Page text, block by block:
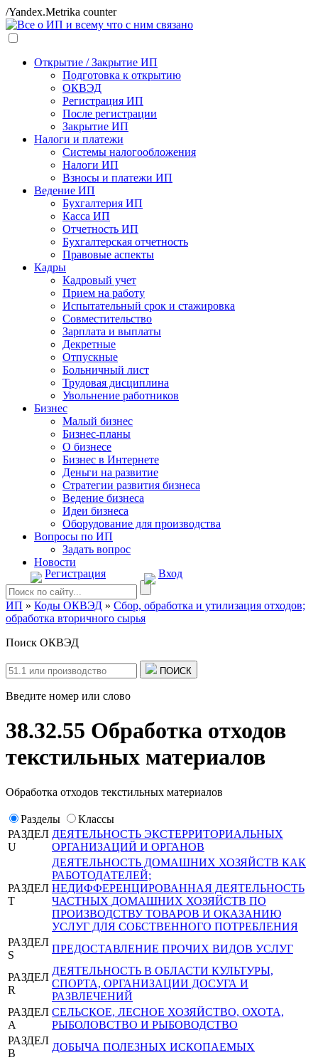
/Yandex.Metrika counter
Открытие / Закрытие ИП
Подготовка к открытию
ОКВЭД
Регистрация ИП
После регистрации
Закрытие ИП
Налоги и платежи
Системы налогообложения
Налоги ИП
Взносы и платежи ИП
Ведение ИП
Бухгалтерия ИП
Касса ИП
Отчетность ИП
Бухгалтерская отчетность
Правовые аспекты
Кадры
Кадровый учет
Прием на работу
Испытательный срок и стажировка
Совместительство
Зарплата и выплаты
Декретные
Отпускные
Больничный лист
Трудовая дисциплина
Увольнение работников
Бизнес
Малый бизнес
Бизнес-планы
О бизнесе
Бизнес в Интернете
Деньги на развитие
Стратегии развития бизнеса
Ведение бизнеса
Идеи бизнеса
Оборудование для производства
Вопросы по ИП
Задать вопрос
Новости
Регистрация
Вход
ИП » Коды ОКВЭД » Сбор, обработка и утилизация отходов;
обработка вторичного сырья
Поиск ОКВЭД
ПОИСК
Введите номер или слово
38.32.55 Обработка отходов
текстильных материалов
Обработка отходов текстильных материалов
Разделы
Классы
РАЗДЕЛ
U
ДЕЯТЕЛЬНОСТЬ ЭКСТЕРРИТОРИАЛЬНЫХ
ОРГАНИЗАЦИЙ И ОРГАНОВ
РАЗДЕЛ
T
ДЕЯТЕЛЬНОСТЬ ДОМАШНИХ ХОЗЯЙСТВ КАК
РАБОТОДАТЕЛЕЙ;
НЕДИФФЕРЕНЦИРОВАННАЯ ДЕЯТЕЛЬНОСТЬ
ЧАСТНЫХ ДОМАШНИХ ХОЗЯЙСТВ ПО
ПРОИЗВОДСТВУ ТОВАРОВ И ОКАЗАНИЮ
УСЛУГ ДЛЯ СОБСТВЕННОГО ПОТРЕБЛЕНИЯ
РАЗДЕЛ
S
ПРЕДОСТАВЛЕНИЕ ПРОЧИХ ВИДОВ УСЛУГ
РАЗДЕЛ
R
ДЕЯТЕЛЬНОСТЬ В ОБЛАСТИ КУЛЬТУРЫ,
СПОРТА, ОРГАНИЗАЦИИ ДОСУГА И
РАЗВЛЕЧЕНИЙ
РАЗДЕЛ
A
СЕЛЬСКОЕ, ЛЕСНОЕ ХОЗЯЙСТВО, ОХОТА,
РЫБОЛОВСТВО И РЫБОВОДСТВО
РАЗДЕЛ
B
ДОБЫЧА ПОЛЕЗНЫХ ИСКОПАЕМЫХ